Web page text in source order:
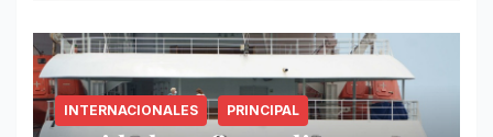
INTERNACIONALES PRINCIPAL